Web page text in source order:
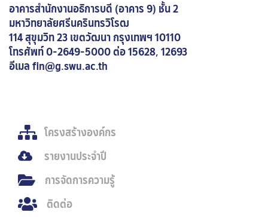
อาคารสำนักงานอธิการบดี (อาคาร 9) ชั้น 2
มหาวิทยาลัยศรีนครินทรวิโรฒ
114 สุขุมวิท 23 เขตวัฒนา กรุงเทพฯ 10110
โทรศัพท์0-2649-5000 ต่อ 15628, 12693
อีเมล fin@g.swu.ac.th
โครงสร้างองค์กร
รายงานประจำปี
การจัดการความรู้
ติดต่อ